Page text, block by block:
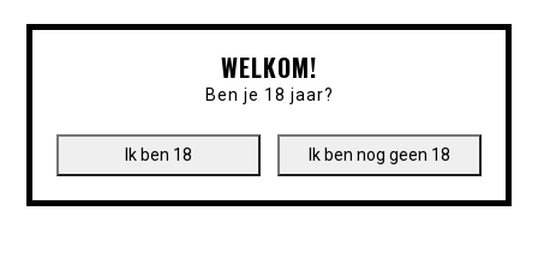
WELKOM!
Ben je 18 jaar?